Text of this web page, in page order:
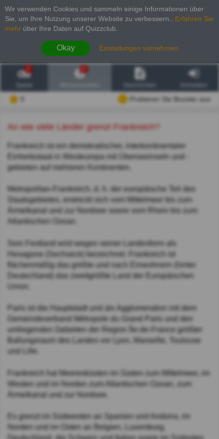
Wir verwenden Cookies und sammeln einige Informationen über
Sie, um Ihre Nutzung unserer Website zu verbessern.
Erfahren Sie
mehr über Ihre Daten auf Quizzclub.
Okay Einstellungen vornehmen
2
Probieren Sie Booster aus
An wie viele Länder grenzt Frankreich?
Frankreich ist ein demokratischer, interkontinentaler
Einheitsstaat in Westeuropa mit Überseeinseln und -
gebieten auf mehreren Kontinenten.
Metropolitan-Frankreich, d. h. der europäische Teil des
Staatsgebietes, erstreckt sich vom Mittelmeer bis zum
Ärmelkanal und zur Nordsee sowie vom Rhein bis zum
Atlantischen Ozean.
Sein Festland wird wegen seiner Landesform als
Hexagone (Sechseck) bezeichnet. Frankreich ist
flächenmäßig das größte und nach Einwohnern (hinter
Deutschland) das zweitgrößte Land der Europäischen
Union.
Paris ist die Hauptstadt und als Agglomeration mit dem
Gemeindeverband Métropole du Grand Paris und den
umliegenden Gebieten der Region Île-de-France größter
Ballungsraum des Landes vor Lyon, Marseille, Toulouse
und Lille.
Frankreich hat Meeresküsten im Süden zum Mittelmeer, im
Westen und im Norden zum Atlantischen Ozean, zum
Ärmelkanal und zur Nordsee.
Es grenzt im Südwesten an Spanien und Andorra, im
Norden und im Osten an Belgien, Luxemburg,